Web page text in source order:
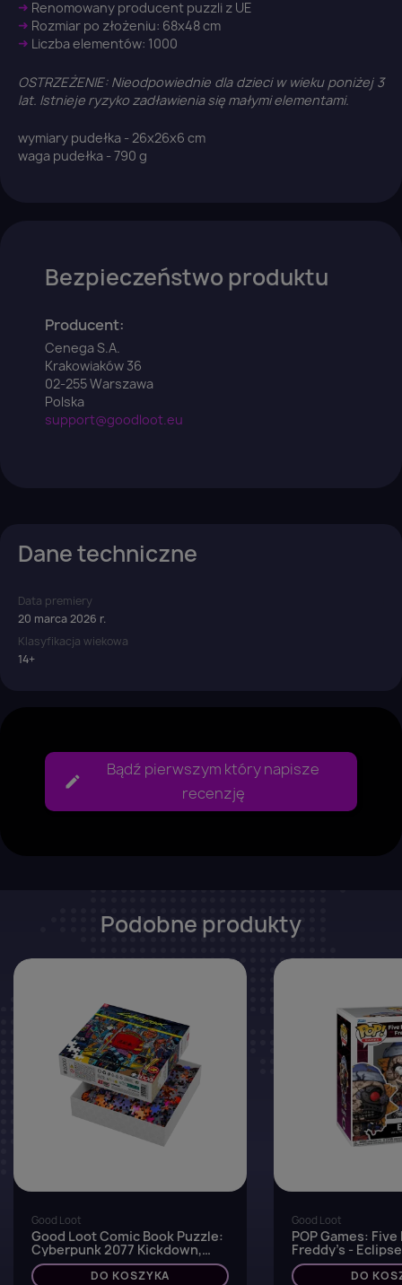
➜ Renomowany producent puzzli z UE
➜ Rozmiar po złożeniu: 68x48 cm
➜ Liczba elementów: 1000
OSTRZEŻENIE: Nieodpowiednie dla dzieci w wieku poniżej 3
lat. Istnieje ryzyko zadławienia się małymi elementami.
wymiary pudełka - 26x26x6 cm
waga pudełka - 790 g
Bezpieczeństwo produktu
Producent:
Cenega S.A.
Krakowiaków 36
02-255 Warszawa
Polska
support@goodloot.eu
Dane techniczne
Data premiery
20 marca 2026 r.
Klasyfikacja wiekowa
14+
Bądź pierwszym który napisze
recenzję
Podobne produkty
Good Loot
Good Loot Comic Book Puzzle:
Cyberpunk 2077 Kickdown,
1000 elementów
DO KOSZYKA
Good Loot
POP Games:
Freddy's - Eclipse
DO
wish list.